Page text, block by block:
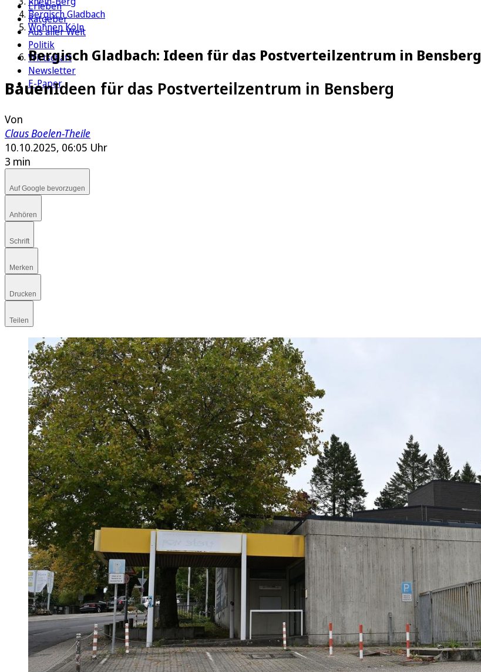
Erleben
Ratgeber
Aus aller Welt
Politik
Wirtschaft
Newsletter
E-Paper
Bergisch Gladbach
Wohnen Köln
Bergisch Gladbach: Ideen für das Postverteilzentrum in Bensberg
BauenIdeen für das Postverteilzentrum in Bensberg
Von
Claus Boelen-Theile
10.10.2025, 06:05 Uhr
3 min
Auf Google bevorzugen
Anhören
Schrift
Merken
Drucken
Teilen